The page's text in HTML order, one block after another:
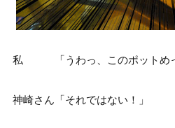
私 「うわっ、このポットめっ
神崎さん「それではない！」